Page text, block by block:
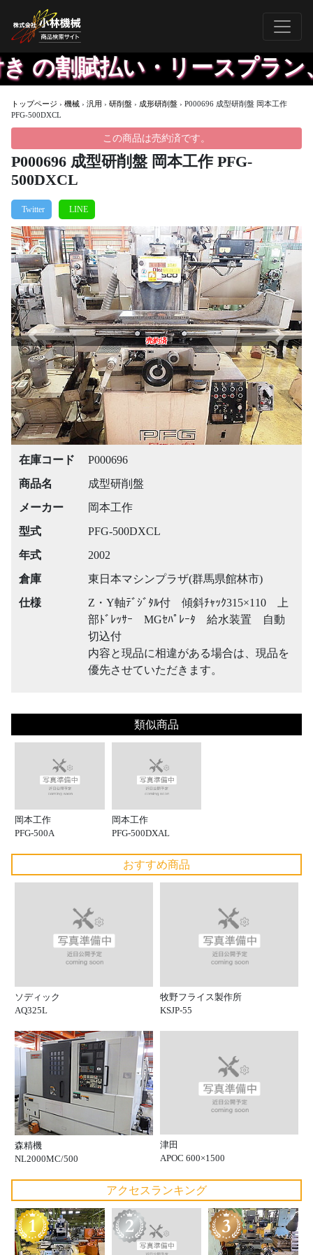
払い・リースプラン、※
トップページ › 機械 › 汎用 › 研削盤 › 成形研削盤 › P000696 成型研削盤 岡本工作
PFG-500DXCL
この商品は売約済です。
P000696 成型研削盤 岡本工作 PFG-
500DXCL
売約済
Previous Next
在庫コード
P000696
商品名
成型研削盤
メーカー
岡本工作
型式
PFG-500DXCL
年式
2002
倉庫
東日本マシンプラザ(群馬県館林市)
仕様
Z・Y軸ﾃﾞｼﾞﾀﾙ付 傾斜ﾁｬｯｸ315×110 上
部ﾄﾞﾚｯｻｰ MGｾﾊﾟﾚｰﾀ 給水装置 自動
切込付
内容と現品に相違がある場合は、現品を
優先させていただきます。
類似商品
岡本工作
PFG-500A
岡本工作
PFG-500DXAL
おすすめ商品
ソディック
AQ325L
牧野フライス製作所
KSJP-55
森精機
NL2000MC/500
津田
APOC 600×1500
アクセスランキング